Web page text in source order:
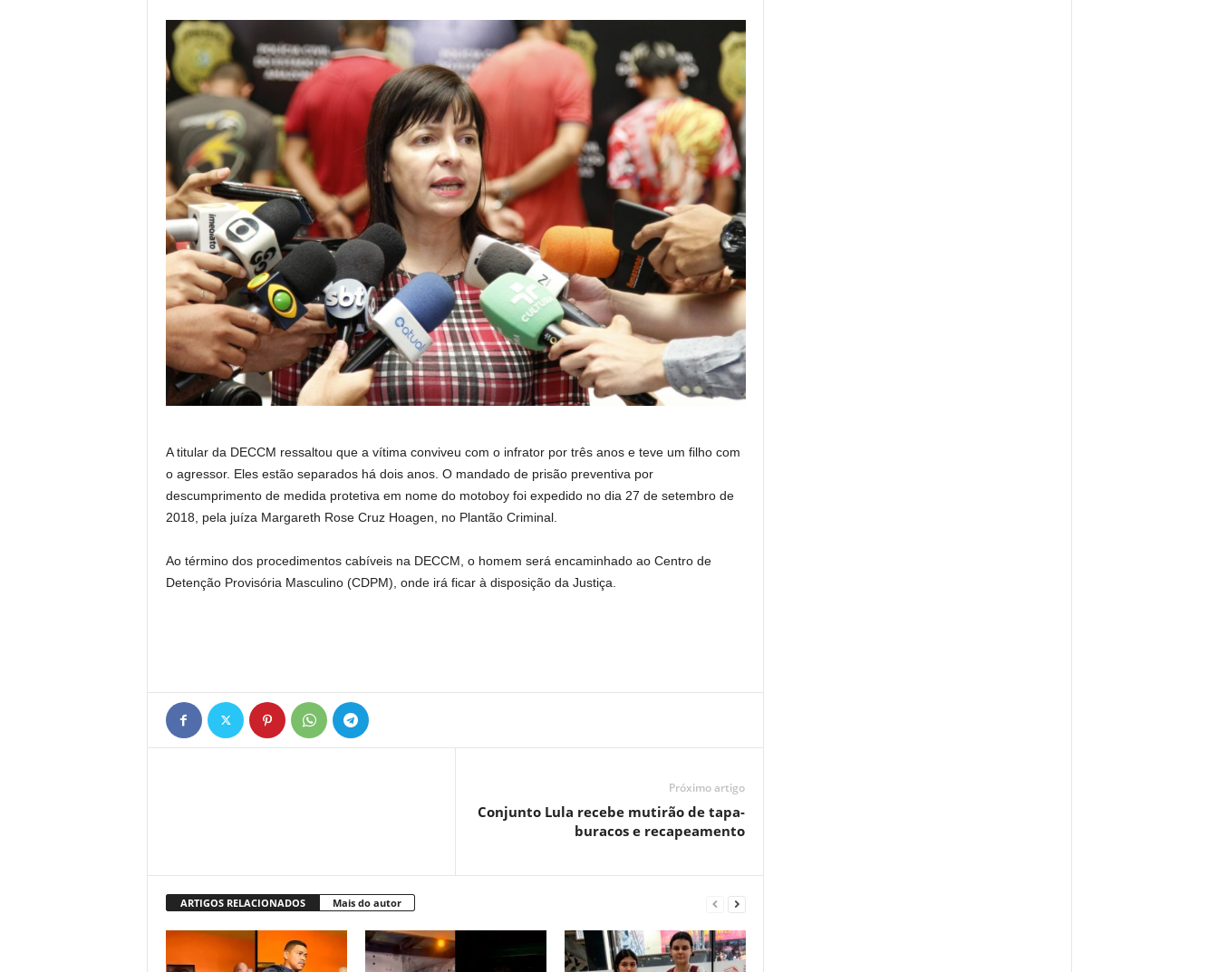
A titular da DECCM ressaltou que a vítima conviveu com o infrator por três anos e teve um filho com
o agressor. Eles estão separados há dois anos. O mandado de prisão preventiva por
descumprimento de medida protetiva em nome do motoboy foi expedido no dia 27 de setembro de
2018, pela juíza Margareth Rose Cruz Hoagen, no Plantão Criminal.
Ao término dos procedimentos cabíveis na DECCM, o homem será encaminhado ao Centro de
Detenção Provisória Masculino (CDPM), onde irá ficar à disposição da Justiça.
Próximo artigo
Conjunto Lula recebe mutirão de tapa-
buracos e recapeamento
ARTIGOS RELACIONADOS Mais do autor